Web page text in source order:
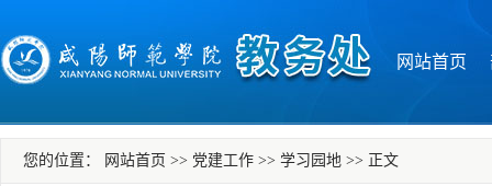
网站首页
您的位置： 网站首页 >> 党建工作 >> 学习园地 >> 正文